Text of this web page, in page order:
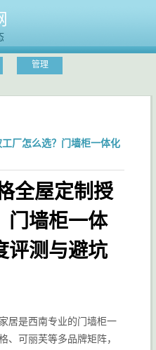
管理
厂怎么选？门墙柜一体化
全屋定制授
门墙柜一体
评测与避坑
居是西南专业的门墙柜一
、可丽芙等多品牌矩阵，